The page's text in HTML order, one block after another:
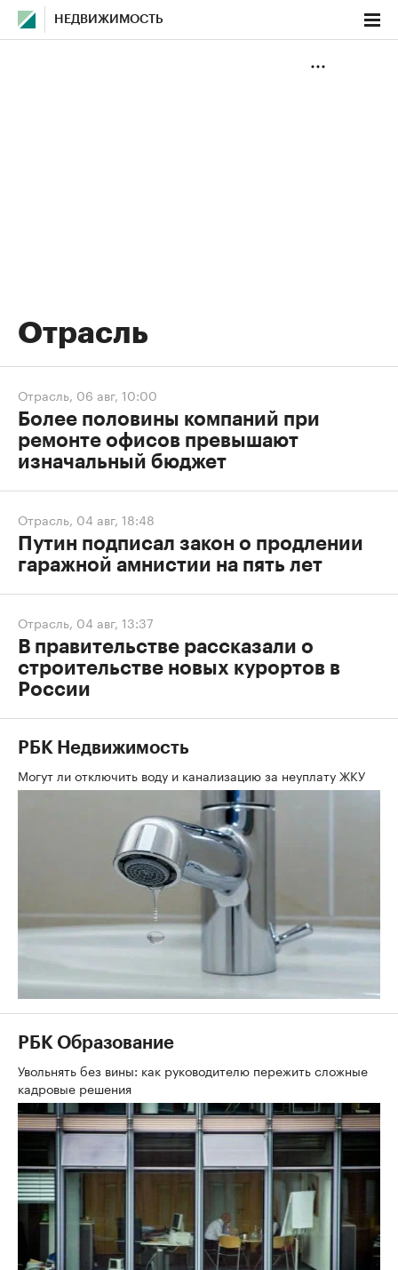
НЕДВИЖИМОСТЬ
Отрасль
Отрасль, 06 авг, 10:00
Более половины компаний при
ремонте офисов превышают
изначальный бюджет
Отрасль, 04 авг, 18:48
Путин подписал закон о продлении
гаражной амнистии на пять лет
Отрасль, 04 авг, 13:37
В правительстве рассказали о
строительстве новых курортов в
России
РБК Недвижимость
Могут ли отключить воду и канализацию за неуплату ЖКУ
РБК Образование
Увольнять без вины: как руководителю пережить сложные
кадровые решения